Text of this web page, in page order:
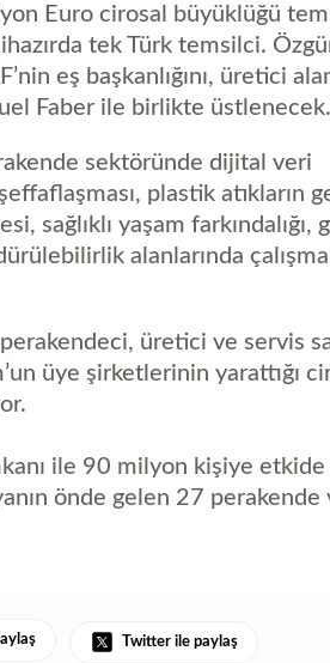
Euro cirosal büyüklüğü
tek Türk temsilci.
eş başkanlığını, üretici
Faber ile birlikte üstlenecek.
sektöründe dijital veri
plastik atıkların
sağlıklı yaşam farkındalığı,
alanlarında
üretici ve servis
üye şirketlerinin yarattığı
ile 90 milyon kişiye
önde gelen 27
Twitter ile paylaş